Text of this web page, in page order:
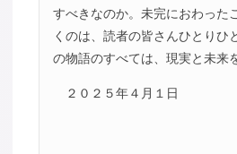
すべきなのか。未完におわった
くのは、読者の皆さんひとりひ
の物語のすべては、現実と未来
２０２５年４月１日